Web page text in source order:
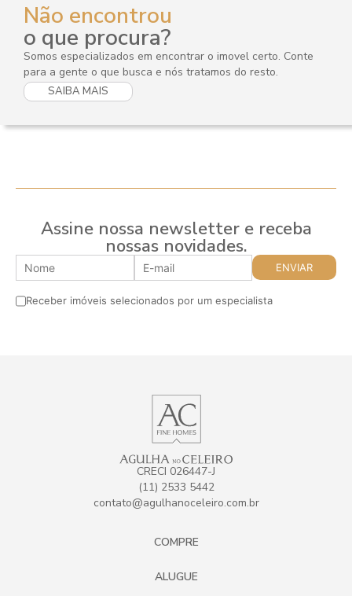
Não encontrou
o que procura?
Somos especializados em encontrar o imovel certo. Conte
para a gente o que busca e nós tratamos do resto.
SAIBA MAIS
Assine nossa newsletter e receba
nossas novidades.
Receber imóveis selecionados por um especialista
CRECI 026447-J
(11) 2533 5442
contato@agulhanoceleiro.com.br
COMPRE
ALUGUE